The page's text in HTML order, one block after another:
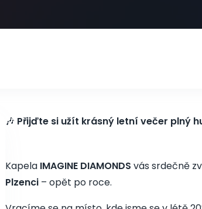
🎶 Přijďte si užít krásný letní večer plný
Kapela IMAGINE DIAMONDS vás srdečně
Plzenci – opět po roce.